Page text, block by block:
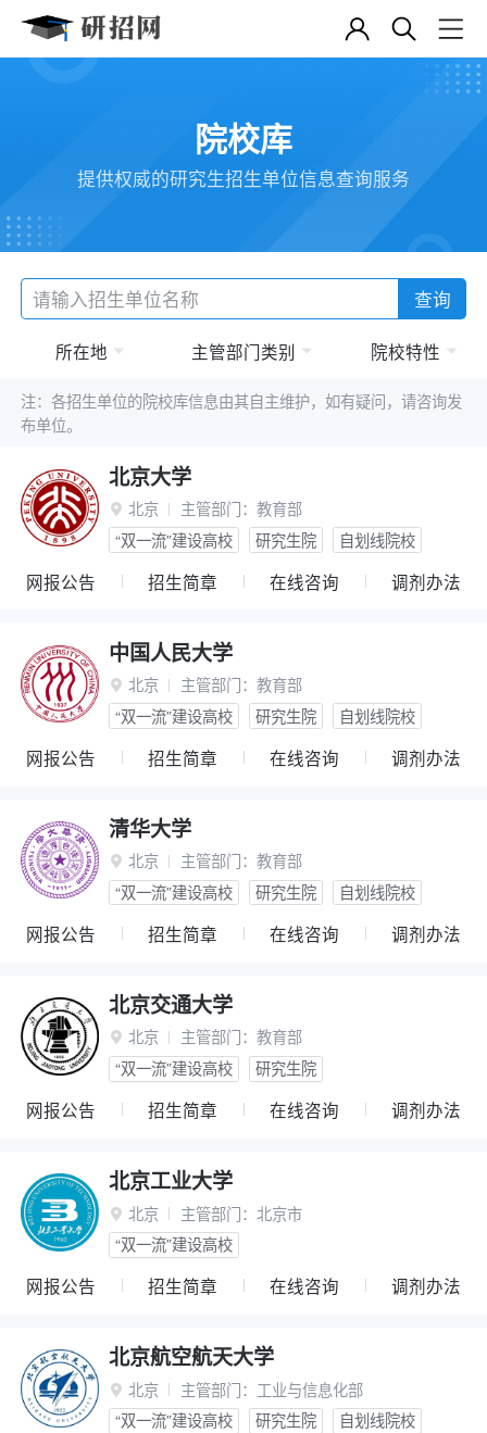
院校库
提供权威的研究生招生单位信息查询服务
查询
所在地 主管部门类别 院校特性
注：各招生单位的院校库信息由其自主维护，如有疑问，请咨询发
布单位。
北京大学
 北京 主管部门： 教育部
“双一流”建设高校
研究生院 自划线院校
网报公告 招生简章 在线咨询 调剂办法
中国人民大学
 北京 主管部门： 教育部
“双一流”建设高校
研究生院 自划线院校
网报公告 招生简章 在线咨询 调剂办法
清华大学
 北京 主管部门： 教育部
“双一流”建设高校
研究生院 自划线院校
网报公告 招生简章 在线咨询 调剂办法
北京交通大学
 北京 主管部门： 教育部
“双一流”建设高校
研究生院
网报公告 招生简章 在线咨询 调剂办法
北京工业大学
 北京 主管部门： 北京市
“双一流”建设高校
网报公告 招生简章 在线咨询 调剂办法
北京航空航天大学
 北京 主管部门： 工业与信息化部
“双一流”建设高校
研究生院 自划线院校